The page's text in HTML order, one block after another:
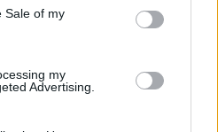
Sale of my
my
Advertising.